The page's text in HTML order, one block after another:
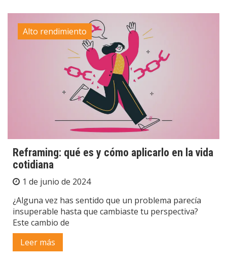
Alto rendimiento
Reframing: qué es y cómo aplicarlo en la vida
cotidiana
1 de junio de 2024
¿Alguna vez has sentido que un problema parecía
insuperable hasta que cambiaste tu perspectiva?
Este cambio de
Leer más